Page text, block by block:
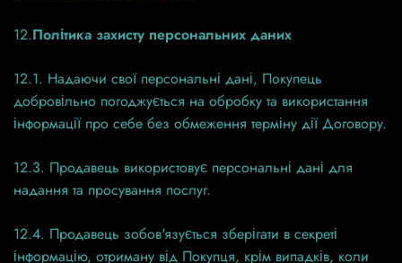
12.Політика захисту персональних даних
12.1. Надаючи свої персональні дані, Покупець
добровільно погоджується на обробку та використання
інформації про себе без обмеження терміну дії Договору.
12.3. Продавець використовує персональні дані для
надання та просування послуг.
12.4. Продавець зобов'язується зберігати в секреті
інформацію, отриману від Покупця, крім випадків, коли